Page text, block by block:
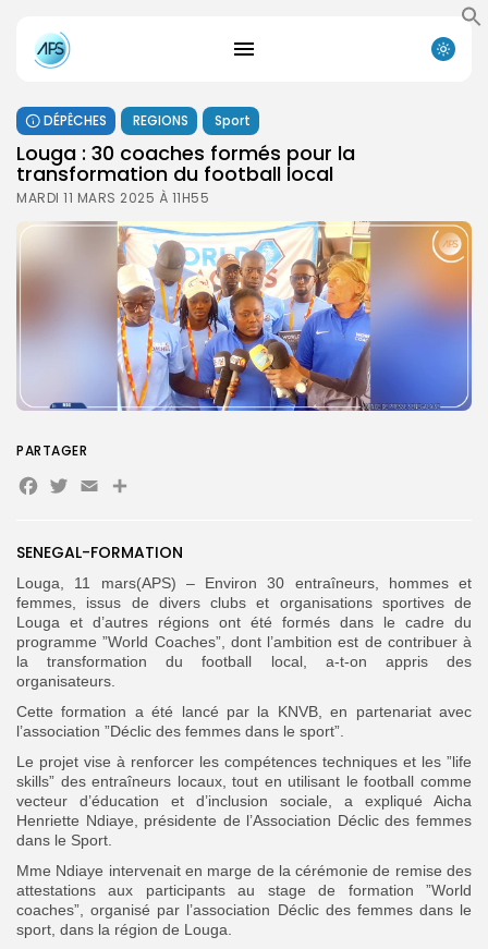
Search
for:
FR
DÉPÊCHES REGIONS Sport
Louga : 30 coaches formés pour la
transformation du football local
MARDI 11 MARS 2025 À 11H55
SENEGAL-FORMATION
Louga, 11 mars(APS) – Environ 30 entraîneurs, hommes et
femmes, issus de divers clubs et organisations sportives de
Louga et d’autres régions ont été formés dans le cadre du
programme ”World Coaches”, dont l’ambition est de contribuer à
la transformation du football local, a-t-on appris des
organisateurs.
Cette formation a été lancé par la KNVB, en partenariat avec
l’association ”Déclic des femmes dans le sport”.
Le projet vise à renforcer les compétences techniques et les ”life
skills” des entraîneurs locaux, tout en utilisant le football comme
vecteur d’éducation et d’inclusion sociale, a expliqué Aicha
Henriette Ndiaye, présidente de l’Association Déclic des femmes
dans le Sport.
Mme Ndiaye intervenait en marge de la cérémonie de remise des
attestations aux participants au stage de formation ”World
coaches”, organisé par l’association Déclic des femmes dans le
sport, dans la région de Louga.
PARTAGER
Facebook
Twitter
EmailPartager